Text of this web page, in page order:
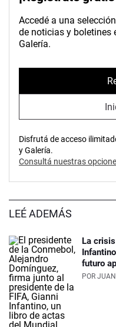
Accedé a una
de noticias y boletines
Galería.
Disfrutá de acceso
y Galería.
Consultá nuestras
LEÉ ADEMÁS
La
futuro
POR